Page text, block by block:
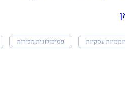
עסקיות פסיכולוגית מכירות